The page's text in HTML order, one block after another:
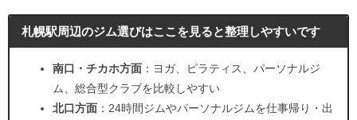
札幌駅周辺のジム選びはここを見ると整理しやすいです
南口・チカホ方面 ：ヨガ、ピラティス、パーソナルジ
ム、総合型クラブを比較しやすい
北口方面 ：24時間ジムやパーソナルジムを仕事帰り・出